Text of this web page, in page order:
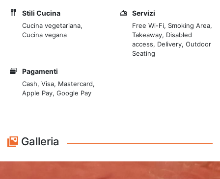
Stili Cucina
Cucina vegetariana,
Cucina vegana
Servizi
Free Wi-Fi, Smoking Area,
Takeaway, Disabled
access, Delivery, Outdoor
Seating
Pagamenti
Cash, Visa, Mastercard,
Apple Pay, Google Pay
Galleria